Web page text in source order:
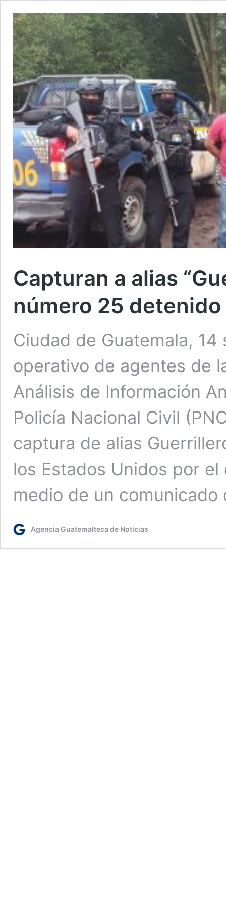
Capturan a alias
número 25
Ciudad de Guatemala,
operativo de agentes de
Análisis de Información
Policía Nacional Civil
captura de alias
los Estados Unidos por
medio de un
Agencia Guatemalteca de Noticias